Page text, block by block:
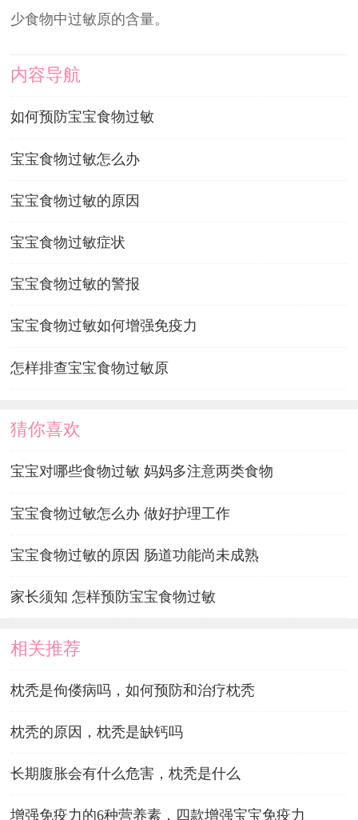
少食物中过敏原的含量。
内容导航
如何预防宝宝食物过敏
宝宝食物过敏怎么办
宝宝食物过敏的原因
宝宝食物过敏症状
宝宝食物过敏的警报
宝宝食物过敏如何增强免疫力
怎样排查宝宝食物过敏原
猜你喜欢
宝宝对哪些食物过敏 妈妈多注意两类食物
宝宝食物过敏怎么办 做好护理工作
宝宝食物过敏的原因 肠道功能尚未成熟
家长须知 怎样预防宝宝食物过敏
相关推荐
枕秃是佝偻病吗，如何预防和治疗枕秃
枕秃的原因，枕秃是缺钙吗
长期腹胀会有什么危害，枕秃是什么
增强免疫力的6种营养素，四款增强宝宝免疫力